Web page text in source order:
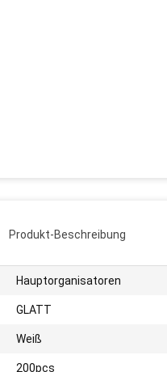
Produkt-Beschreibung
Hauptorganisatoren
GLATT
Weiß
200pcs